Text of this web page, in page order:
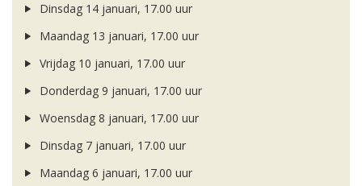
Dinsdag 14 januari, 17.00 uur
Maandag 13 januari, 17.00 uur
Vrijdag 10 januari, 17.00 uur
Donderdag 9 januari, 17.00 uur
Woensdag 8 januari, 17.00 uur
Dinsdag 7 januari, 17.00 uur
Maandag 6 januari, 17.00 uur